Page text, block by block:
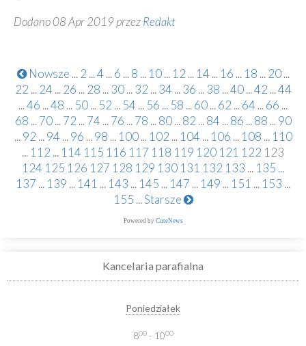
Dodano 08 Apr 2019 przezRedakt
Nowsze ... 2 ...4 ... 6 ... 8 ... 10 ... 12 ... 14 ... 16 ... 18 ... 20 ...
22 ... 24 ... 26 ... 28 ... 30 ... 32 ... 34 ... 36 ... 38 ...40 ...42 ...44
...46 ...48 ... 50... 52 ... 54 ... 56 ... 58 ...60...62 ...64 ...66 ...
68 ... 70 ... 72 ... 74 ... 76 ... 78 ... 80 ... 82 ... 84 ... 86 ... 88 ... 90
... 92 ... 94 ... 96 ... 98 ... 100 ... 102 ... 104 ... 106 ... 108 ... 110
... 112 ... 114 115 116 117 118 119 120 121 122 123
124 125 126 127 128 129 130 131 132 133 ... 135 ...
137 ... 139 ... 141 ... 143 ... 145 ... 147 ... 149 ... 151 ... 153 ...
155 ...Starsze
Powered by CuteNews
Kancelaria parafialna
Poniedziałek
800- 1000